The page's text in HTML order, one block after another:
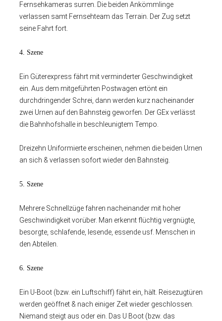
Fernsehkameras surren. Die beiden Ankömmlinge
verlassen samt Fernsehteam das Terrain. Der Zug setzt
seine Fahrt fort.
4. Szene
Ein Güterexpress fährt mit verminderter Geschwindigkeit
ein. Aus dem mitgeführten Postwagen ertönt ein
durchdringender Schrei, dann werden kurz nacheinander
zwei Urnen auf den Bahnsteig geworfen. Der GEx verlässt
die Bahnhofshalle in beschleunigtem Tempo.
Dreizehn Uniformierte erscheinen, nehmen die beiden Urnen
an sich & verlassen sofort wieder den Bahnsteig.
5. Szene
Mehrere Schnellzüge fahren nacheinander mit hoher
Geschwindigkeit vorüber. Man erkennt flüchtig vergnügte,
besorgte, schlafende, lesende, essende usf. Menschen in
den Abteilen.
6. Szene
Ein U-Boot (bzw. ein Luftschiff) fährt ein, hält. Reisezugtüren
werden geöffnet & nach einiger Zeit wieder geschlossen.
Niemand steigt aus oder ein. Das U Boot (bzw. das